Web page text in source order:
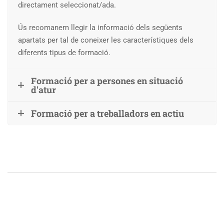
directament seleccionat/ada.
Ús recomanem llegir la informació dels següents
apartats per tal de coneixer les característiques dels
diferents tipus de formació.
Formació per a persones en situació
d'atur
Formació per a treballadors en actiu